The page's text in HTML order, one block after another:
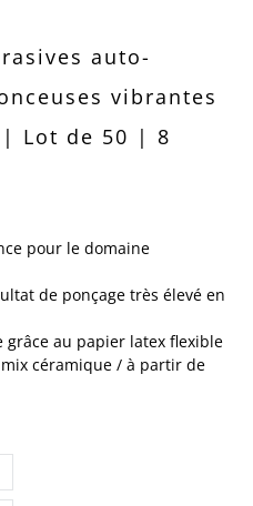
auto-
vibrantes
| Lot de 50 | 8
pour le domaine
de ponçage très élevé en
au papier latex flexible
céramique / à partir de